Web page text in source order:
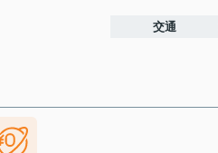
交通